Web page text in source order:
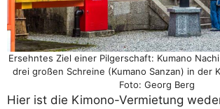
Ersehntes Ziel einer Pilgerschaft: Kumano
drei großen Schreine (Kumano Sanzan) in der
Foto: Georg Berg
Hier ist die Kimono-Vermietung